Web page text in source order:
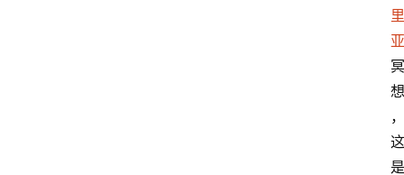
里
亚
冥
想
，
这
是